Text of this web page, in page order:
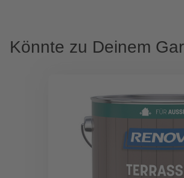
Könnte zu Deinem